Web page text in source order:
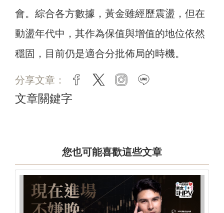
會。綜合各方數據，黃金雖經歷震盪，但在
動盪年代中，其作為保值與增值的地位依然
穩固，目前仍是適合分批佈局的時機。
分享文章： facebook
twitter instagram
文章關鍵字
您也可能喜歡這些文章